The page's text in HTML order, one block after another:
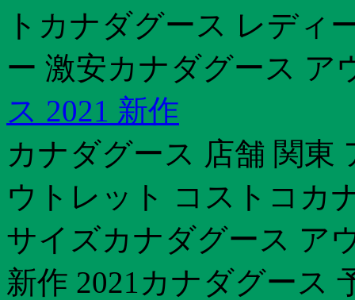
トカナダグース レディ
ー 激安カナダグース ア
ス 2021 新作
カナダグース 店舗 関東
ウトレット コストコカ
サイズカナダグース ア
新作 2021カナダグース